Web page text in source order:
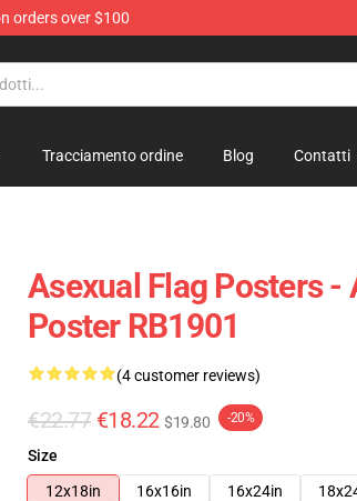
orders over $100
Tracciamento ordine Blog Contatti
Asexual Flag Posters -
Poster RB1901
(4 customer reviews)
€22.77 €18.22 $19.80 -20%
Size
12x18in
16x16in 16x24in